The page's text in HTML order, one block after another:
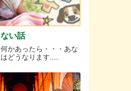
い話
かあったら・・・あな
どうなります.....